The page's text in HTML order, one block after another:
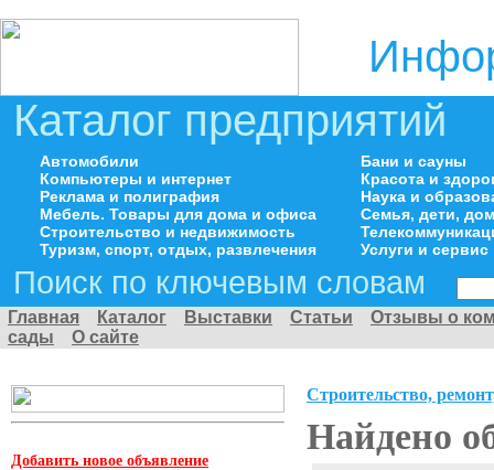
Каталог предприятий
Автомобили
Компьютеры и интернет
Реклама и полиграфия
Мебель. Товары для дома и офиса
Строительство и недвижимость
Туризм, спорт, отдых, развлечения
Бани и сауны
Красота и
Наука и
Семья, дети,
Услуги и сервис
Поиск по ключевым словам
Главная Каталог Выставки Статьи
Отзывы о
сады
О сайте
Добавить новое объявление
Строительство,
Найдено